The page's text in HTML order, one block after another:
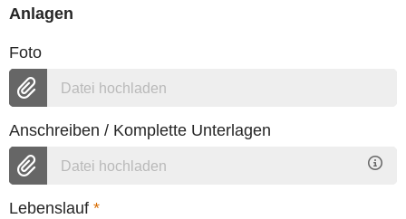
Anlagen
Foto
Datei hochladen
Anschreiben / Komplette Unterlagen
Datei hochladen
Lebenslauf *